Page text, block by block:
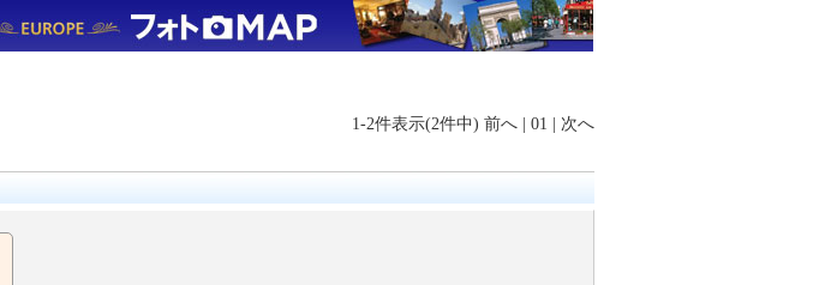
1-2件表示(2件中) 前へ | 01 | 次へ